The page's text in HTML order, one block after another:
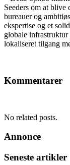
Seeders om at
bureauer og
ekspertise og et
globale
lokaliseret tilgang
Kommentarer
No related posts.
Annonce
Seneste artikler